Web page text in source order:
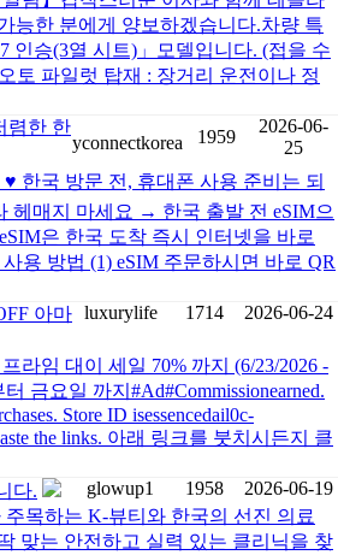
능한 분에게 양보하겠습니다.차량 특
인승(3열 시트)」모델입니다. (접을 수
토 파일럿 탑재 : 장거리 운전이나 정
렴한 한
yconnectkorea 1959
2026-06-
25
한국 방문 전, 휴대폰 사용 준비는 되
헤매지 마세요 → 한국 출발 전 eSIM으
은 한국 도착 즉시 인터넷을 바로
용 방법 (1) eSIM 주문하시면 바로 QR
아마 luxurylife 1714 2026-06-24
라임 대이 세일 70% 까지 (6/23/2026 -
금요일 까지#Ad#Commissionearned.
Store ID isessencedail0c-
the links. 아래 링크를 붓치시든지 클
다. glowup1 1958
2026-06-19
목하는 K-뷰티와 한국의 선진 의료
맞는 안전하고 실력 있는 클리닉을 찾